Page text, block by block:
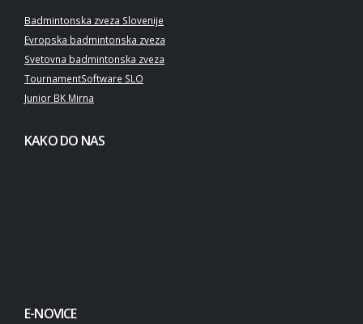
Badmintonska zveza Slovenije
Evropska badmintonska zveza
Svetovna badmintonska zveza
TournamentSoftware SLO
Junior BK Mirna
KAKO DO NAS
E-NOVICE